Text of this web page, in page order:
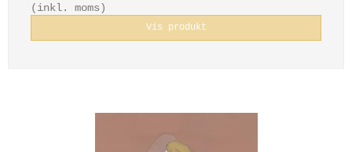
(inkl. moms)
Vis produkt